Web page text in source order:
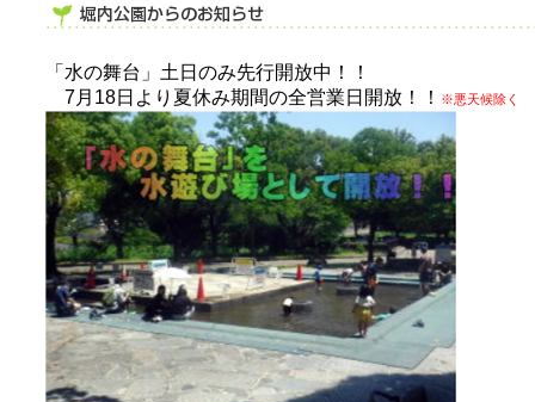
「水の舞台」土日のみ先行開放中！！
7月18日より夏休み期間の全営業日開放！！
※悪天候除く